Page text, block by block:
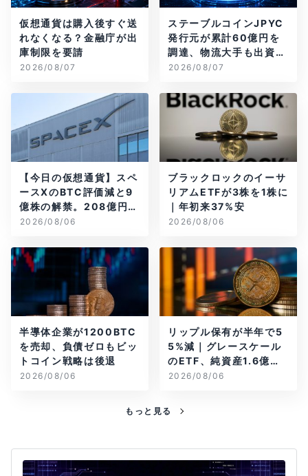
仮想通貨は購入後すぐ送
れなくなる？金融庁が出
庫制限を要請
2026/08/07
ステーブルコインJPYC
発行元が累計60億円を
調達、物流大手も出資参
画
2026/08/07
【今日の仮想通貨】スペ
ースXのBTC評価減と9
億株の解禁。208億円相
当のBTCが盗難
2026/08/06
ブラックロックのイーサ
リアムETFが3株を1株に
｜年初来37%安
2026/08/06
半導体企業が1200BTC
を売却、負債ゼロもビッ
トコイン戦略は後退
2026/08/06
リップル保有が半年で5
5%減｜グレースケール
のETF、純資産1.6億ド
ル減
2026/08/06
もっと見る